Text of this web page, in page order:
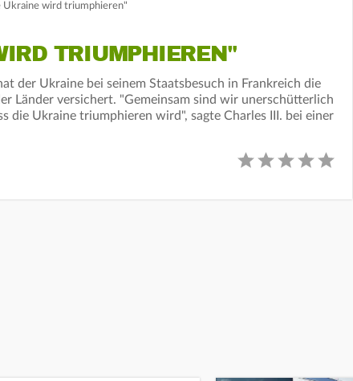
Ukraine wird triumphieren"
TRIUMPHIEREN"
der Ukraine bei seinem Staatsbesuch in Frankreich die
Länder versichert. "Gemeinsam sind wir unerschütterlich
die Ukraine triumphieren wird", sagte Charles III. bei einer